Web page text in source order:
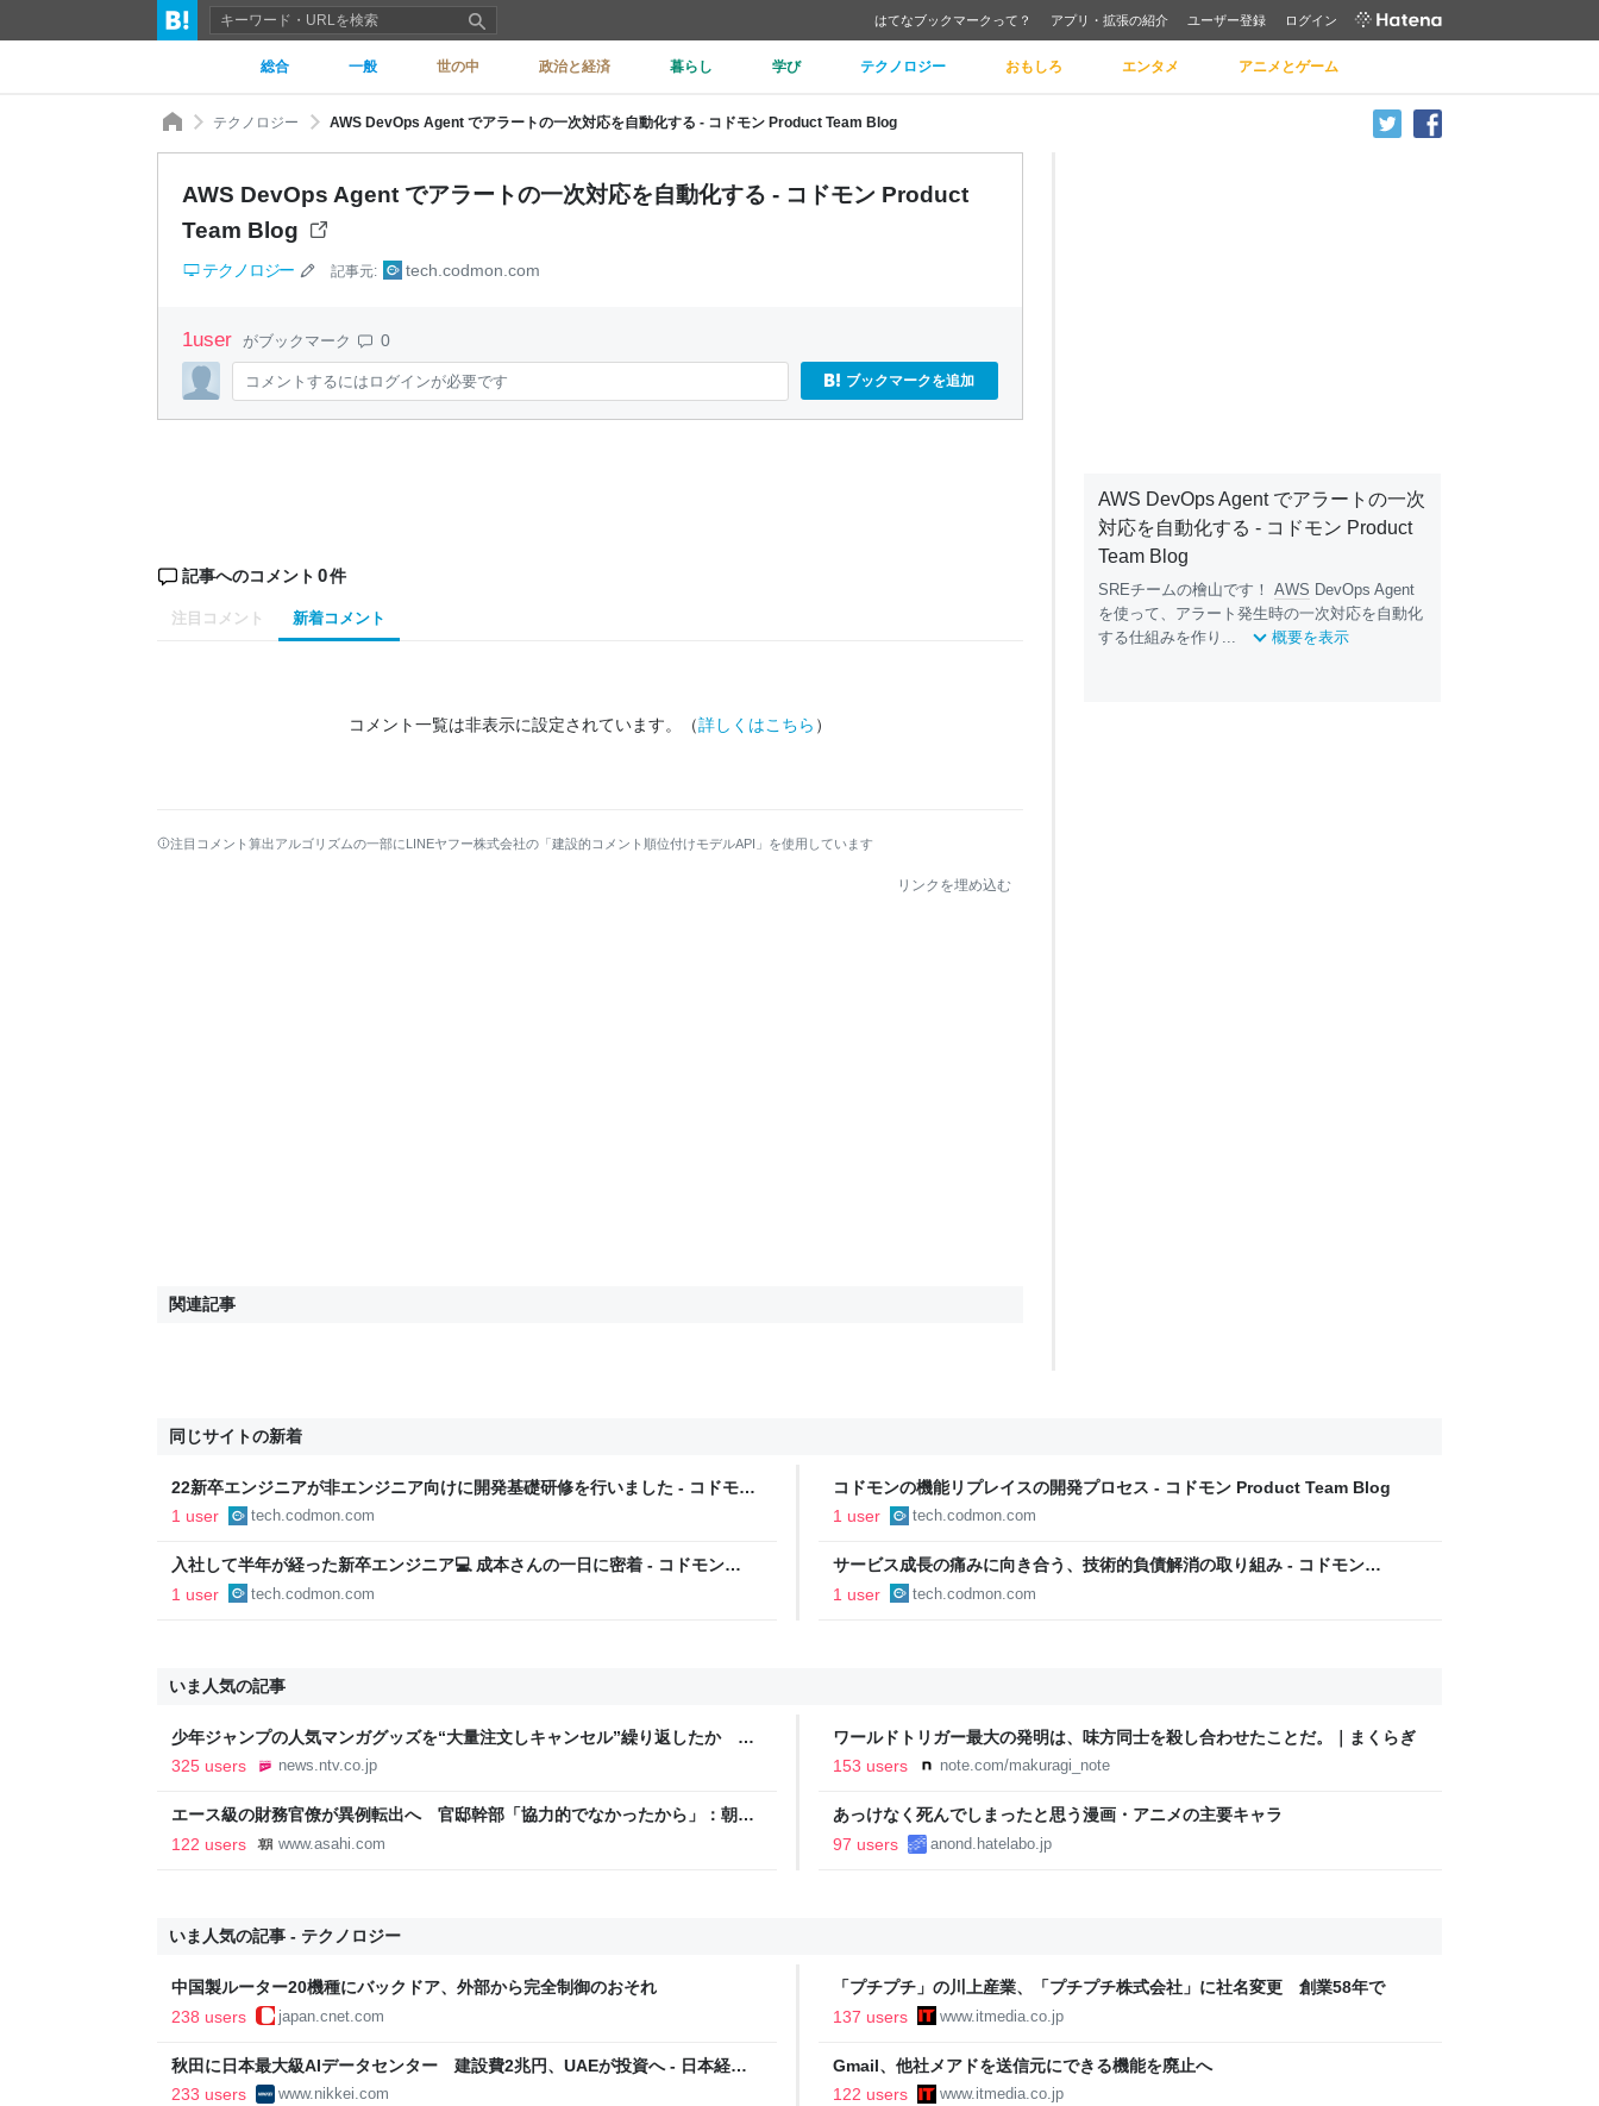
はてなブックマークって？ アプリ・拡張の紹介 ユーザー登録 ログイン
総合 一般 世の中 政治と経済 暮らし 学び テクノロジー おもしろ エンタメ アニメとゲーム
テクノロジー AWS DevOps Agent でアラートの一次対応を自動化する - コドモン Product Team Blog
AWS DevOps Agent でアラートの一次対応を自動化する - コドモン Product
Team Blog
テクノロジー 記事元: tech.codmon.com
1user がブックマーク 0
コメントするにはログインが必要です ブックマークを追加
記事へのコメント 0件
注目コメント 新着コメント
コメント一覧は非表示に設定されています。 （詳しくはこちら ）
注目コメント算出アルゴリズムの一部にLINEヤフー株式会社の「建設的コメント順位付けモデルAPI」を使用しています
リンクを埋め込む
関連記事
AWS DevOps Agent でアラートの一次
対応を自動化する - コドモン Product
Team Blog
SREチームの檜山です！ AWS DevOps Agent
を使って、アラート発生時の一次対応を自動化
する仕組みを作り...
概要を表示
同じサイトの新着
22新卒エンジニアが非エンジニア向けに開発基礎研修を行いました - コドモン
Product Team Blog
1 user tech.codmon.com
コドモンの機能リプレイスの開発プロセス - コドモン Product Team Blog
1 user
tech.codmon.com
入社して半年が経った新卒エンジニア💻 成本さんの一日に密着 - コドモン
Product Team Blog
1 user tech.codmon.com
サービス成長の痛みに向き合う、技術的負債解消の取り組み - コドモン
Product Team Blog
1 user tech.codmon.com
いま人気の記事
少年ジャンプの人気マンガグッズを“大量注文しキャンセル”繰り返したか 女
逮捕 総額43億円以上（2026年8月6日掲載）｜日テレNEWS NNN
325 users news.ntv.co.jp
ワールドトリガー最大の発明は、味方同士を殺し合わせたことだ。｜まくらぎ
153 users
note.com/makuragi_note
エース級の財務官僚が異例転出へ 官邸幹部「協力的でなかったから」：朝日
新聞
122 users www.asahi.com
あっけなく死んでしまったと思う漫画・アニメの主要キャラ
97 users
anond.hatelabo.jp
いま人気の記事 - テクノロジー
中国製ルーター20機種にバックドア、外部から完全制御のおそれ
238 users
japan.cnet.com
「プチプチ」の川上産業、「プチプチ株式会社」に社名変更 創業58年で
137 users
www.itmedia.co.jp
秋田に日本最大級AIデータセンター 建設費2兆円、UAEが投資へ - 日本経済
新聞
233 users www.nikkei.com
Gmail、他社メアドを送信元にできる機能を廃止へ
122 users
www.itmedia.co.jp